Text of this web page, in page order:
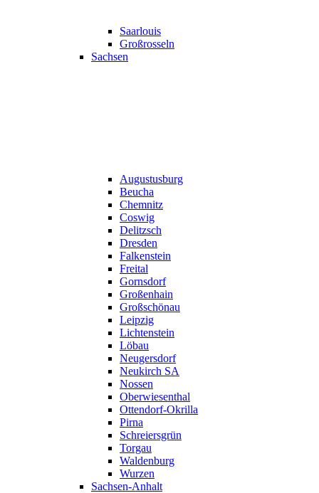
Saarlouis
Großrosseln
Sachsen
Augustusburg
Beucha
Chemnitz
Coswig
Delitzsch
Dresden
Falkenstein
Freital
Gornsdorf
Großenhain
Großschönau
Leipzig
Lichtenstein
Löbau
Neugersdorf
Neukirch SA
Nossen
Oberwiesenthal
Ottendorf-Okrilla
Pirna
Schreiersgrün
Torgau
Waldenburg
Wurzen
Sachsen-Anhalt